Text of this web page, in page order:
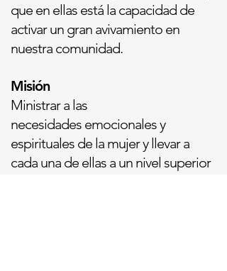
que en ellas está la capacidad de
activar un gran avivamiento en
nuestra comunidad.
Misión
Ministrar a las
necesidades emocionales y
espirituales de la mujer y llevar a
cada una de ellas a un nivel superior